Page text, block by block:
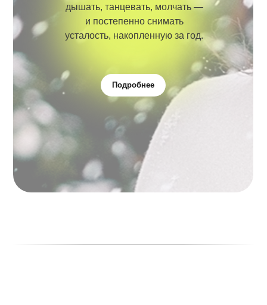
дышать, танцевать, молчать —
и постепенно снимать
усталость, накопленную за год.
Подробнее